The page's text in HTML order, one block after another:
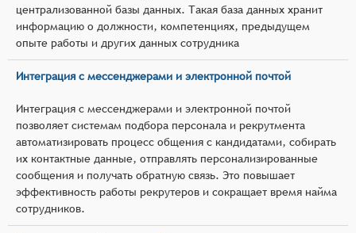
централизованной базы данных. Такая база данных хранит
информацию о должности, компетенциях, предыдущем
опыте работы и других данных сотрудника
Интеграция с мессенджерами и электронной почтой
Интеграция с мессенджерами и электронной почтой
позволяет системам подбора персонала и рекрутмента
автоматизировать процесс общения с кандидатами, собирать
их контактные данные, отправлять персонализированные
сообщения и получать обратную связь. Это повышает
эффективность работы рекрутеров и сокращает время найма
сотрудников.